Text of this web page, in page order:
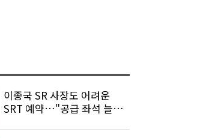
이종국 SR 사장도 어려운
SRT 예약…"공급 좌석 늘릴